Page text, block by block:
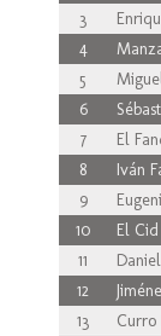
3
4
5
6
7
El
8
Iván
9
10
El Cid
11
12
13
Curro